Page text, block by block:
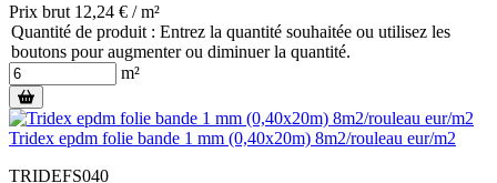
Prix brut 12,24 € / m²
Quantité de produit : Entrez la quantité souhaitée ou utilisez les
boutons pour augmenter ou diminuer la quantité.
m²
Tridex epdm folie bande 1 mm (0,40x20m) 8m2/rouleau eur/m2
TRIDEFS040